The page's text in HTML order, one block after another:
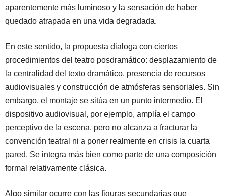
aparentemente más luminoso y la sensación de haber
quedado atrapada en una vida degradada.
En este sentido, la propuesta dialoga con ciertos
procedimientos del teatro posdramático: desplazamiento de
la centralidad del texto dramático, presencia de recursos
audiovisuales y construcción de atmósferas sensoriales. Sin
embargo, el montaje se sitúa en un punto intermedio. El
dispositivo audiovisual, por ejemplo, amplía el campo
perceptivo de la escena, pero no alcanza a fracturar la
convención teatral ni a poner realmente en crisis la cuarta
pared. Se integra más bien como parte de una composición
formal relativamente clásica.
Algo similar ocurre con las figuras secundarias que